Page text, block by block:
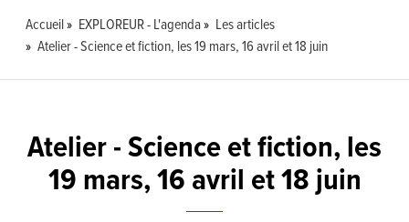
Accueil EXPLOREUR - L'agenda
Les articles
Atelier - Science et fiction, les 19 mars, 16 avril et 18 juin
Atelier - Science et fiction, les
19 mars, 16 avril et 18 juin